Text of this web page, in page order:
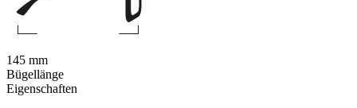
Eigenschaften
145 mm
Bügellänge